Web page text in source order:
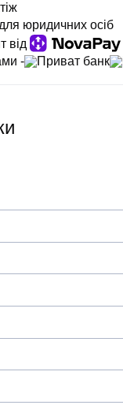
юридичних осіб
від
-
Приват банк